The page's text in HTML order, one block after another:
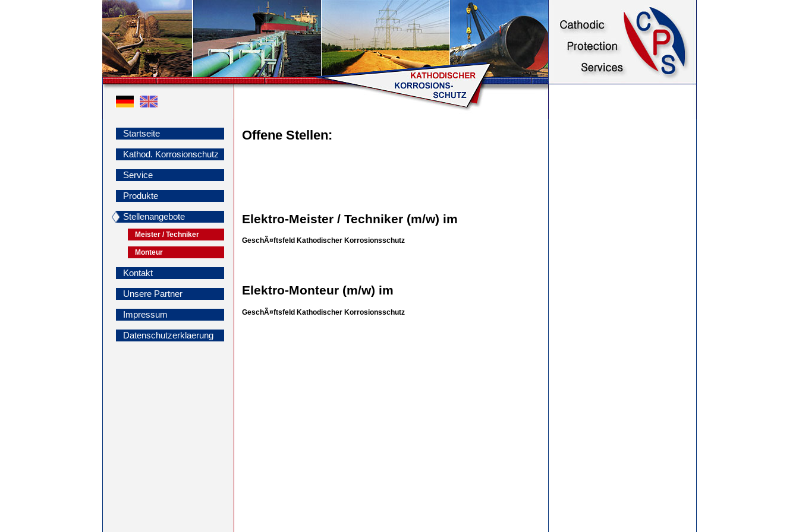
Startseite
Kathod. Korrosionschutz
Service
Produkte
Stellenangebote
Meister / Techniker
Monteur
Kontakt
Unsere Partner
Impressum
Datenschutzerklaerung
Offene Stellen:
Elektro-Meister / Techniker (m/w) im
GeschÃ¤ftsfeld Kathodischer Korrosionsschutz
Elektro-Monteur (m/w) im
GeschÃ¤ftsfeld Kathodischer Korrosionsschutz